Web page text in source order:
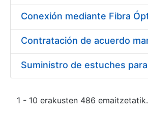
1 - 10 erakusten 486 emaitzetatik.